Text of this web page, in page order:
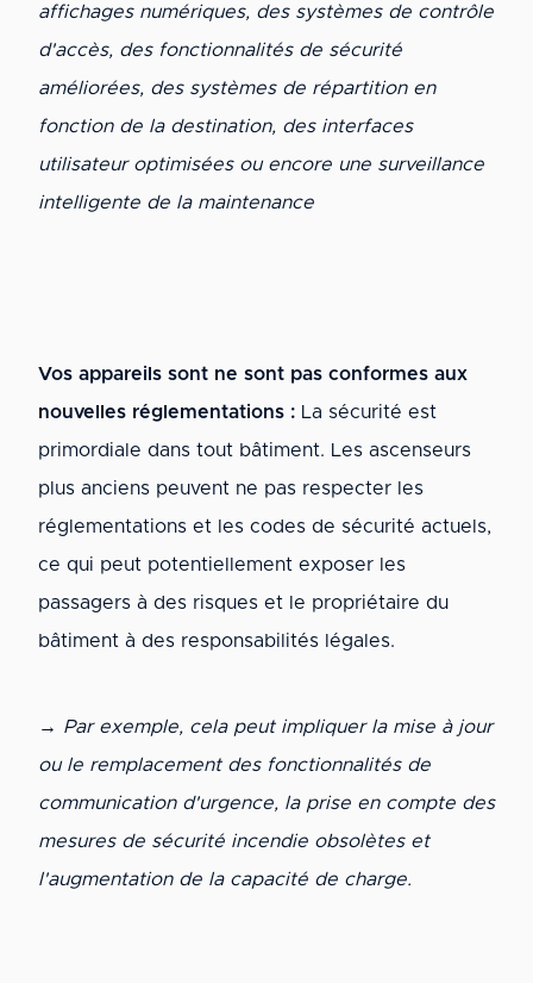
affichages numériques, des systèmes de contrôle
d'accès, des fonctionnalités de sécurité
améliorées, des systèmes de répartition en
fonction de la destination, des interfaces
utilisateur optimisées ou encore une surveillance
intelligente de la maintenance
Vos appareils sont ne sont pas conformes aux
nouvelles réglementations : La sécurité est
primordiale dans tout bâtiment. Les ascenseurs
plus anciens peuvent ne pas respecter les
réglementations et les codes de sécurité actuels,
ce qui peut potentiellement exposer les
passagers à des risques et le propriétaire du
bâtiment à des responsabilités légales.
→ Par exemple, cela peut impliquer la mise à jour
ou le remplacement des fonctionnalités de
communication d'urgence, la prise en compte des
mesures de sécurité incendie obsolètes et
l'augmentation de la capacité de charge.